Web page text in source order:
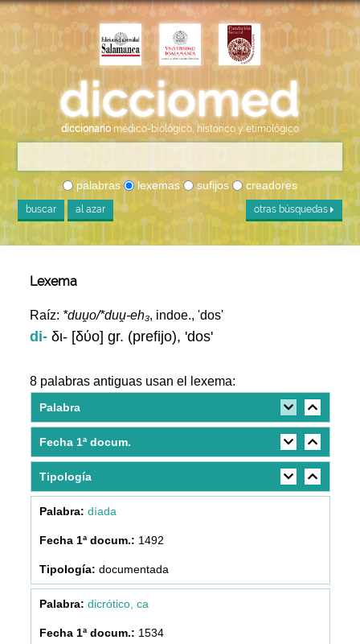
diccionario médico-biológico, histórico y etimológico
palabras lexemas sufijos creadores
buscar al azar otras búsquedas
Lexema
Raíz: *duṷo/*duṷ-eh₃, indoe., 'dos'
di-δι- [δύο] gr. (prefijo), 'dos'
8 palabras antiguas usan el lexema:
Palabra
Fecha 1ª docum.
Tipología
díada
1492
documentada
dicrótico, ca
1534